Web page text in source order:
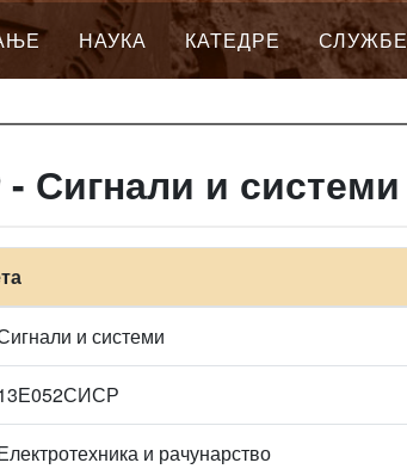
НАУКА КАТЕДРЕ СЛУЖБЕ
Сигнали и системи
и системи
и рачунарство